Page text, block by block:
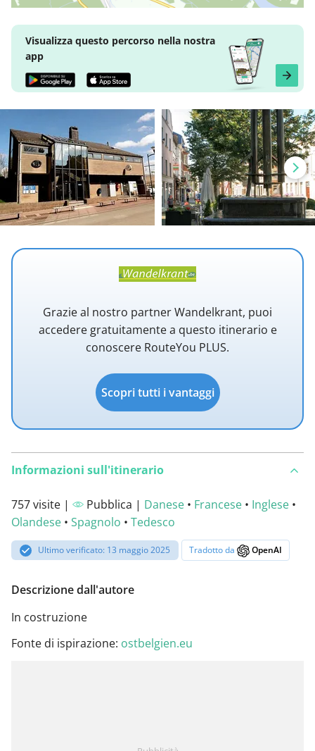
Visualizza questo percorso nella nostra
app
Grazie al nostro partner Wandelkrant, puoi
accedere gratuitamente a questo itinerario e
conoscere RouteYou PLUS.
Scopri tutti i vantaggi
Informazioni sull'itinerario
757 visite | Pubblica | Danese • Francese • Inglese •
Olandese • Spagnolo • Tedesco
Ultimo verificato: 13 maggio 2025 Tradotto da OpenAI
Descrizione dall'autore
In costruzione
Fonte di ispirazione: ostbelgien.eu